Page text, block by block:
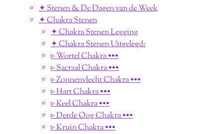
✦ Stenen & De Dagen van de Week
✦ Chakra Stenen
✦ Chakra Stenen Legging
✦ Chakra Stenen Uitgelegd:
▹ Wortel Chakra •••
▹ Sacraal Chakra •••
▹ Zonnenvlecht Chakra •••
▹ Hart Chakra •••
▹ Keel Chakra •••
▹ Derde Oog Chakra •••
▹ Kruin Chakra •••